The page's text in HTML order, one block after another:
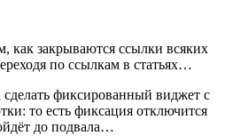
как закрываются ссылки всяких
по ссылкам в статьях…
сделать фиксированный виджет с
то есть фиксация отключится
до подвала…